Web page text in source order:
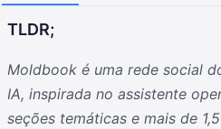
TLDR;
Moldbook é uma rede social
IA, inspirada no assistente
seções temáticas e mais de